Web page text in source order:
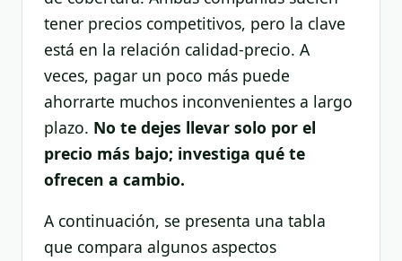
tener precios competitivos, pero la clave
está en la relación calidad-precio. A
veces, pagar un poco más puede
ahorrarte muchos inconvenientes a largo
plazo. No te dejes llevar solo por el
precio más bajo; investiga qué te
ofrecen a cambio.
A continuación, se presenta una tabla
que compara algunos aspectos